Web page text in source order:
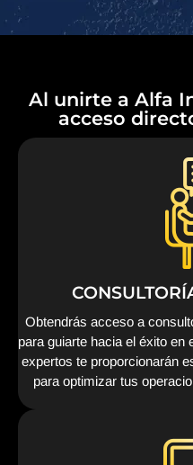
Al unirte a Alfa
acceso
Obtendrás acceso a
para guiarte hacia el éxito en
expertos te proporcionarán
para optimizar tus